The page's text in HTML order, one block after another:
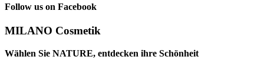
Follow us on Facebook
MILANO Cosmetik
Wählen Sie NATURE, entdecken ihre Schönheit